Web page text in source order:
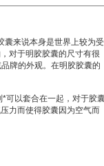
来说本身是世界上较为受
对于明胶胶囊的尺寸有很
牌的外观。在明胶胶囊的
可以套合在一起，对于胶
力而使得胶囊因为空气而